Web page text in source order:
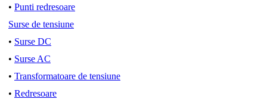
• Punti redresoare
Surse de tensiune
• Surse DC
• Surse AC
• Transformatoare de tensiune
• Redresoare